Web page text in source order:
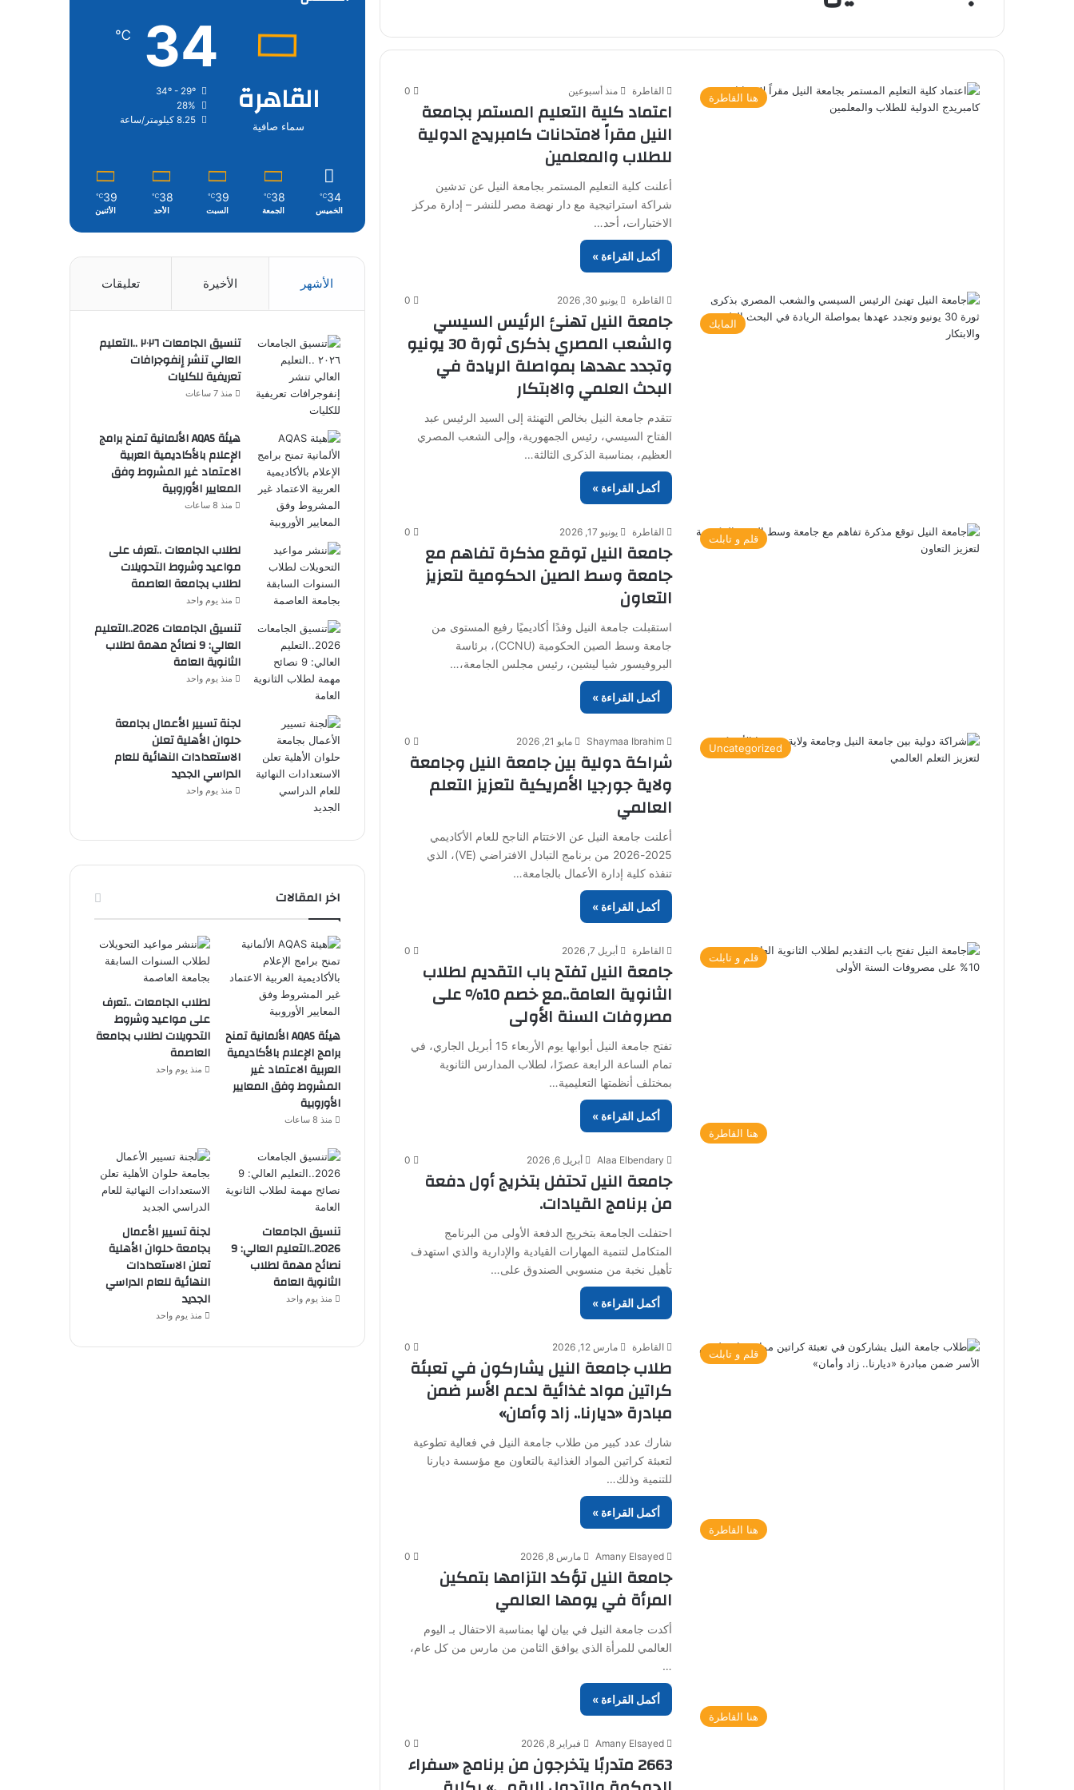
هنا القاطرة
القاطرة منذ أسبوعين 0
اعتماد كلية التعليم المستمر بجامعة
النيل مقراً لامتحانات كامبريدج الدولية
للطلاب والمعلمين
أعلنت كلية التعليم المستمر بجامعة النيل عن تدشين
شراكة استراتيجية مع دار نهضة مصر للنشر – إدارة مركز
الاختبارات، أحد…
أكمل القراءة »
المايك
القاطرة يونيو 30, 2026 0
جامعة النيل تهنئ الرئيس السيسي
والشعب المصري بذكرى ثورة 30 يونيو
وتجدد عهدها بمواصلة الريادة في
البحث العلمي والابتكار
تتقدم جامعة النيل بخالص التهنئة إلى السيد الرئيس عبد
الفتاح السيسي، رئيس الجمهورية، وإلى الشعب المصري
العظيم، بمناسبة الذكرى الثالثة…
أكمل القراءة »
قلم و تابلت
القاطرة يونيو 17, 2026 0
جامعة النيل توقع مذكرة تفاهم مع
جامعة وسط الصين الحكومية لتعزيز
التعاون
استقبلت جامعة النيل وفدًا أكاديميًا رفيع المستوى من
جامعة وسط الصين الحكومية (CCNU)، برئاسة
البروفيسور شيا ليشين، رئيس مجلس الجامعة،…
أكمل القراءة »
Uncategorized
Shaymaa Ibrahim مايو 21, 2026 0
شراكة دولية بين جامعة النيل وجامعة
ولاية جورجيا الأمريكية لتعزيز التعلم
العالمي
أعلنت جامعة النيل عن الاختتام الناجح للعام الأكاديمي
2025-2026 من برنامج التبادل الافتراضي (VE)، الذي
تنفذه كلية إدارة الأعمال بالجامعة…
أكمل القراءة »
قلم و تابلت
القاطرة أبريل 7, 2026 0
جامعة النيل تفتح باب التقديم لطلاب
الثانوية العامة..مع خصم 10% على
مصروفات السنة الأولى
تفتح جامعة النيل أبوابها يوم الأربعاء 15 أبريل الجاري، في
تمام الساعة الرابعة عصرًا، لطلاب المدارس الثانوية
بمختلف أنظمتها التعليمية…
أكمل القراءة »
هنا القاطرة
Alaa Elbendary أبريل 6, 2026 0
جامعة النيل تحتفل بتخريج أول دفعة
من برنامج القيادات.
احتفلت الجامعة بتخريج الدفعة الأولى من البرنامج
المتكامل لتنمية المهارات القيادية والإدارية والذي استهدف
تأهيل نخبة من منسوبي الصندوق على…
أكمل القراءة »
قلم و تابلت
القاطرة مارس 12, 2026 0
طلاب جامعة النيل يشاركون في تعبئة
كراتين مواد غذائية لدعم الأسر ضمن
مبادرة «ديارنا.. زاد وأمان»
شارك عدد كبير من طلاب جامعة النيل في فعالية تطوعية
لتعبئة كراتين المواد الغذائية بالتعاون مع مؤسسة ديارنا
للتنمية وذلك…
أكمل القراءة »
هنا القاطرة
Amany Elsayed مارس 8, 2026 0
جامعة النيل تؤكد التزامها بتمكين
المرأة في يومها العالمي
أكدت جامعة النيل في بيان لها بمناسبة الاحتفال بـ اليوم
العالمي للمرأة الذي يوافق الثامن من مارس من كل عام،
…
أكمل القراءة »
هنا القاطرة
Amany Elsayed فبراير 8, 2026 0
2663 متدربًا يتخرجون من برنامج «سفراء
القاهرة
سماء صافية
34
℃
28%
8.25 كيلومتر/ساعة
34
℃
الخميس
38
℃
الجمعة
39
℃
السبت
38
℃
الأحد
39
℃
الأثنين
الأشهر الأخيرة تعليقات
تنسيق الجامعات ٢٠٢٦ ..التعليم
العالي تنشر إنفوجرافات
تعريفية للكليات
منذ 7 ساعات
هيئة AQAS الألمانية تمنح برامج
الإعلام بالأكاديمية العربية
الاعتماد غير المشروط وفق
المعايير الأوروبية
منذ 8 ساعات
لطلاب الجامعات ..تعرف على
مواعيد وشروط التحويلات
لطلاب بجامعة العاصمة
منذ يوم واحد
تنسيق الجامعات 2026..التعليم
العالي: 9 نصائح مهمة لطلاب
الثانوية العامة
منذ يوم واحد
لجنة تسيير الأعمال بجامعة
حلوان الأهلية تعلن
الاستعدادات النهائية للعام
الدراسي الجديد
منذ يوم واحد
اخر المقالات
هيئة AQAS الألمانية تمنح
برامج الإعلام بالأكاديمية
العربية الاعتماد غير
المشروط وفق المعايير
الأوروبية
منذ 8 ساعات
لطلاب الجامعات ..تعرف
على مواعيد وشروط
التحويلات لطلاب بجامعة
العاصمة
منذ يوم واحد
تنسيق الجامعات
2026..التعليم العالي: 9
نصائح مهمة لطلاب
الثانوية العامة
منذ يوم واحد
لجنة تسيير الأعمال
بجامعة حلوان الأهلية
تعلن الاستعدادات
النهائية للعام الدراسي
الجديد
منذ يوم واحد